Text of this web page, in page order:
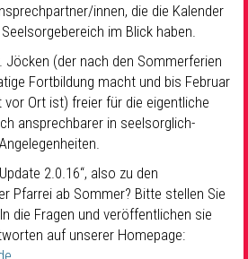
innen, die die Kalender
im Blick haben.
Jöcken (der nach den Sommerferien
Fortbildung macht und bis Februar
Ort ist) freier für die eigentliche
ansprechbarer in seelsorglich-
2.0.16“, also zu den
Pfarrei ab Sommer? Bitte stellen Sie
die Fragen und veröffentlichen sie
auf unserer Homepage: